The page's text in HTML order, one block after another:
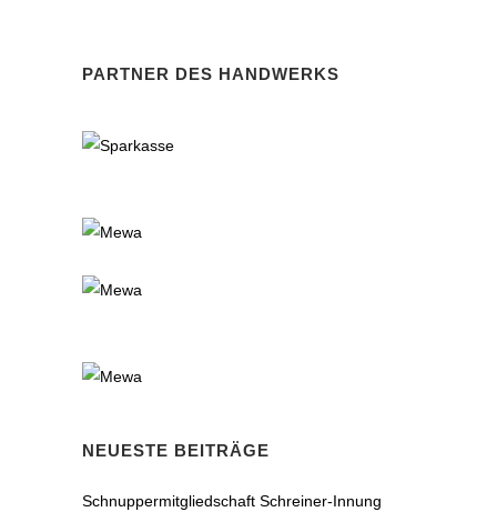
PARTNER DES HANDWERKS
NEUESTE BEITRÄGE
Schnuppermitgliedschaft Schreiner-Innung